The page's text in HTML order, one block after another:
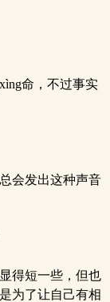
命，不过事实
会发出这种声音
得短一些，但也
为了让自己有相